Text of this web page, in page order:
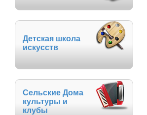
Детская школа
искусств
Сельские Дома
культуры и
клубы